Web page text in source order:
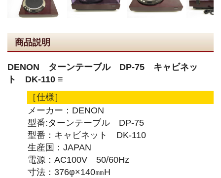
商品説明
DENON ターンテーブル DP-75 キャビネッ
ト DK-110 ≡
［仕様］
メーカー：DENON
型番:ターンテーブル DP-75
型番：キャビネット DK-110
生産国：JAPAN
電源：AC100V 50/60Hz
寸法：376φ×140㎜H